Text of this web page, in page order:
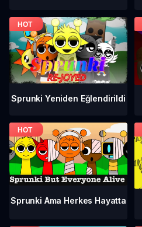
Sprunki Yeniden Eğlendirildi
Sprunki Ama Herkes Hayatta